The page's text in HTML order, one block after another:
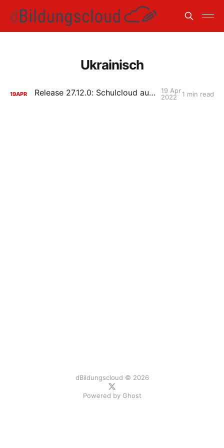
Ukrainisch
19APR Release 27.12.0: Schulcloud auf Ukrainisch!
19 Apr
2022
1 min read
dBildungscloud © 2026
Powered by Ghost